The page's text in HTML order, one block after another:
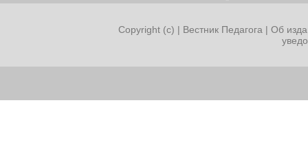
Copyright (c) | Вестник Педагога | Об